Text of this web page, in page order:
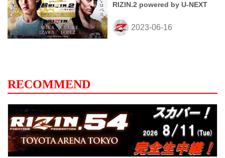
RIZIN.2 powered by U-NEXT
RECOMMEND